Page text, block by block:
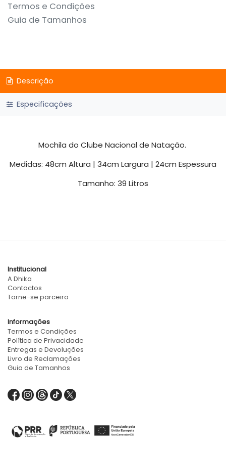
Termos e Condições
Guia de Tamanhos
Descrição
Especificações
Mochila do Clube Nacional de Natação.
Medidas: 48cm Altura | 34cm Largura | 24cm Espessura
Tamanho: 39 Litros
Institucional
A Dhika
Contactos
Torne-se parceiro
Informações
Termos e Condições
Política de Privacidade
Entregas e Devoluções
Livro de Reclamações
Guia de Tamanhos